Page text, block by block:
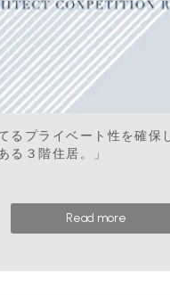
るプライベート性を確保
る３階住居。」
Read more